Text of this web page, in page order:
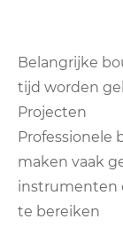
Belangrijke
tijd worden
Projecten
Professionele
maken vaak
instrumenten
te bereiken